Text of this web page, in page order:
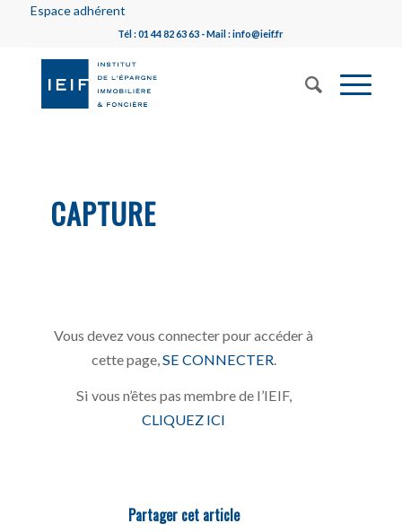
Espace adhérent
Tél : 01 44 82 63 63 - Mail : info@ieif.fr
CAPTURE
Vous devez vous connecter pour accéder à
cette page, SE CONNECTER
Si vous n’êtes pas membre de l’IEIF,
CLIQUEZ ICI
Partager cet article